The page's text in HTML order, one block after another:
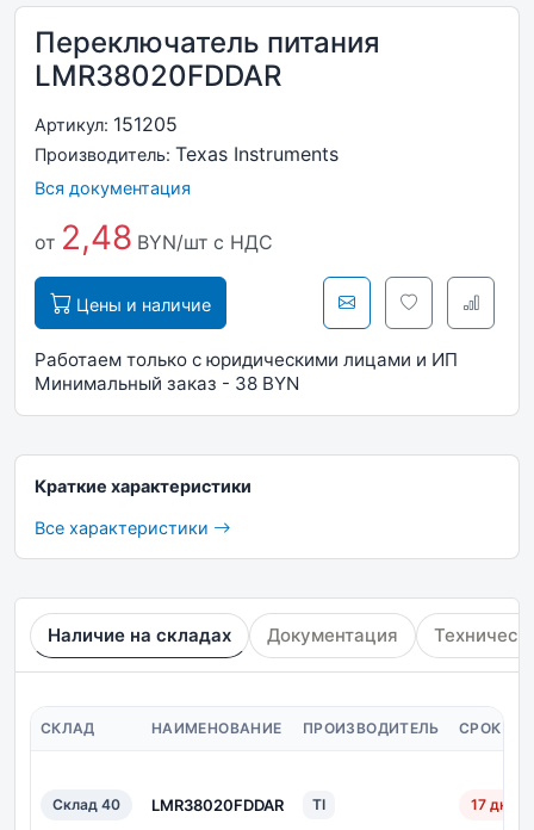
Переключатель питания
LMR38020FDDAR
Артикул: 151205
Производитель: Texas Instruments
Вся документация
от 2,48 BYN/шт с НДС
Цены и наличие
Работаем только с юридическими лицами и ИП
Минимальный заказ - 38 BYN
Краткие характеристики
Все характеристики
Наличие на складах Документация
СКЛАД НАИМЕНОВАНИЕ ПРОИЗВОДИТЕЛЬ СРОК
Склад 40 LMR38020FDDAR TI 17 дн.